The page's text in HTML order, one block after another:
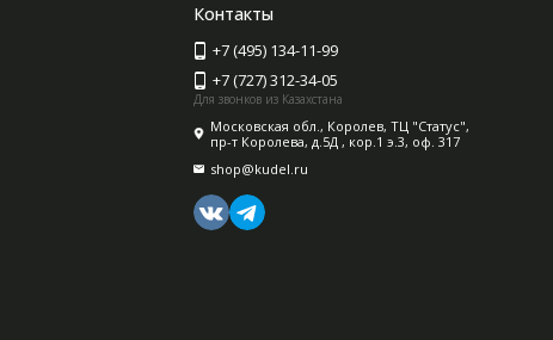
Контакты
+7 (495) 134-11-99
+7 (727) 312-34-05
Для звонков из Казахстана
Московская обл., Королев, ТЦ "Статус",
пр-т Королева, д.5Д , кор.1 э.3, оф. 317
shop@kudel.ru